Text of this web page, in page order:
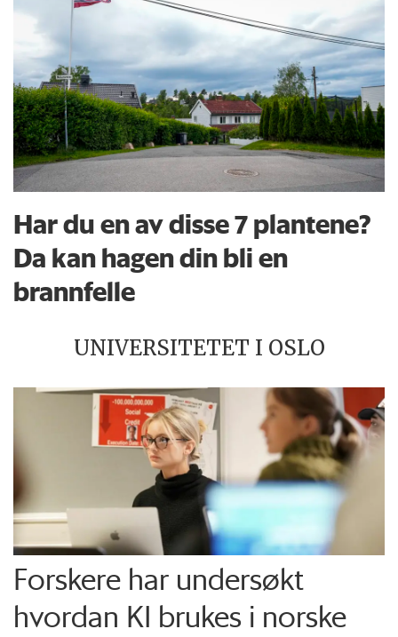
Har du en av disse 7 plantene?
Da kan hagen din bli en
brannfelle
UNIVERSITETET I OSLO
Forskere har undersøkt
hvordan KI brukes i norske